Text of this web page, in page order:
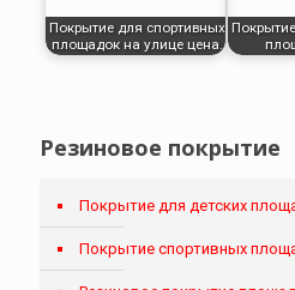
Покрытие для спортивных
площадок на улице цена.
Резиновое покрытие
Покрытие для детских
Покрытие спортивных